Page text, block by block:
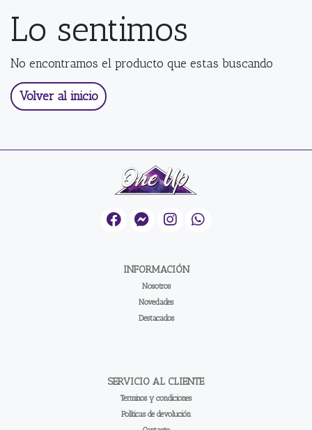
Lo sentimos
No encontramos el producto que estas buscando
Volver al inicio
INFORMACIÓN
Nosotros
Novedades
Destacados
SERVICIO AL CLIENTE
Terminos y condiciones
Políticas de devolución